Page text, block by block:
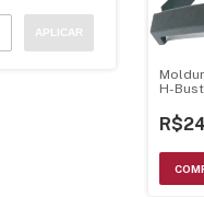
APLICAR
H-